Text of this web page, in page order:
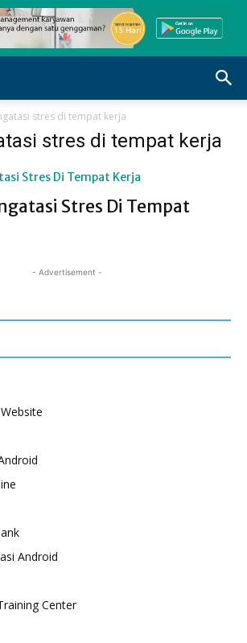
stres di tempat kerja
stres di tempat kerja
Stres Di Tempat
- Advertisement -
Android
Center